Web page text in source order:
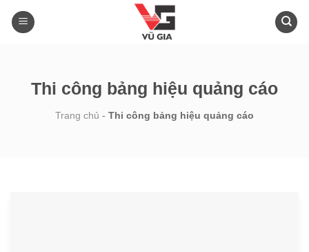
Thi công bảng hiệu quảng cáo
Trang chủ - Thi công bảng hiệu quảng cáo